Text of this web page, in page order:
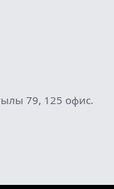
79, 125 офис.